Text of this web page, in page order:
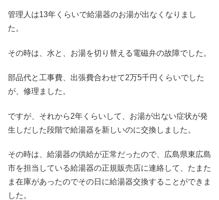
管理人は13年くらいで給湯器のお湯が出なくなりまし
た。
その時は、水と、お湯を切り替える電磁弁の故障でした。
部品代と工事費、出張費合わせて2万5千円くらいでした
が、修理ました。
ですが、それから2年くらいして、お湯が出ない症状が発
生しだした段階で給湯器を新しいのに交換しました。
その時は、給湯器の供給が正常だったので、広島県東広島
市を担当している給湯器の正規販売店に連絡して、たまた
ま在庫があったのでその日に給湯器交換することができま
した。